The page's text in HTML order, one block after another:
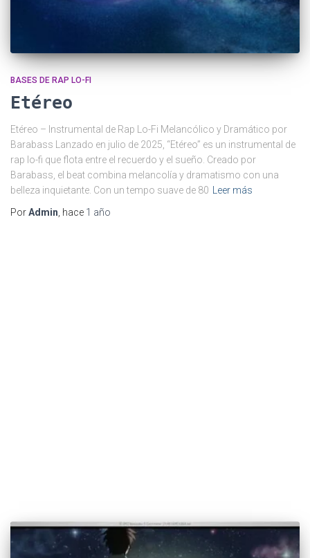
BASES DE RAP LO-FI
Etéreo
Etéreo – Instrumental de Rap Lo-Fi Melancólico y Dramático por
Barabass Lanzado en julio de 2025, “Etéreo” es un instrumental de
rap lo-fi que flota entre el recuerdo y el sueño. Creado por
Barabass, el beat combina melancolía y dramatismo con una
belleza inquietante. Con un tempo suave de 80
Leer más
PorAdmin , hace 1 año